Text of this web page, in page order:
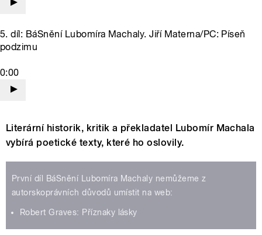
5. díl: BáSnění Lubomíra Machaly. Jiří Materna/PC: Píseň
podzimu
0:00
Literární historik, kritik a překladatel Lubomír Machala
vybírá poetické texty, které ho oslovily.
První díl BáSnění Lubomíra Machaly nemůžeme z
autorskoprávních důvodů umístit na web:
Robert Graves: Příznaky lásky